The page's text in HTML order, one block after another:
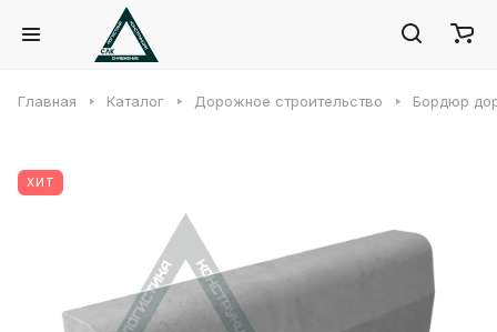
Главная Каталог Дорожное строительство Бордюр
ХИТ